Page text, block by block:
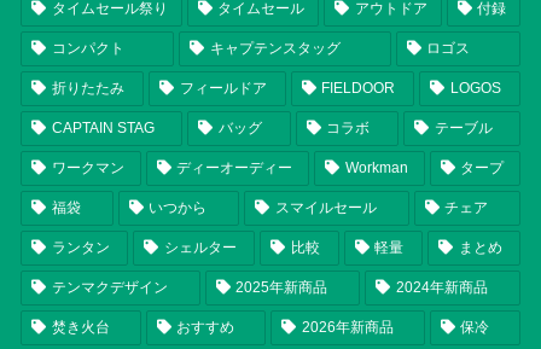
タイムセール祭り タイムセール アウトドア 付録
コンパクト キャプテンスタッグ ロゴス
折りたたみ フィールドア FIELDOOR LOGOS
CAPTAIN STAG バッグ コラボ テーブル
ワークマン ディーオーディー Workman タープ
福袋 いつから スマイルセール チェア
ランタン シェルター 比較 軽量 まとめ
テンマクデザイン 2025年新商品 2024年新商品
焚き火台 おすすめ 2026年新商品 保冷